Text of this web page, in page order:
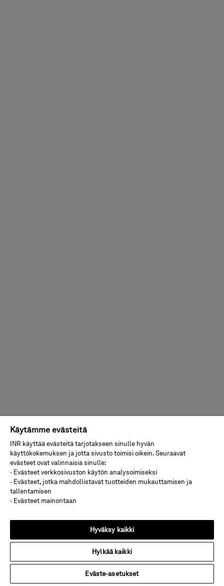
Käytämme evästeitä
INR käyttää evästeitä tarjotakseen sinulle hyvän
käyttökokemuksen ja jotta sivusto toimisi oikein. Seuraavat
evästeet ovat valinnaisia sinulle:
- Evästeet verkkosivuston käytön analysoimiseksi
- Evästeet, jotka mahdollistavat tuotteiden mukauttamisen ja
tallentamisen
- Evästeet mainontaan
Hyväksy kaikki
Hylkää kaikki
Eväste-asetukset